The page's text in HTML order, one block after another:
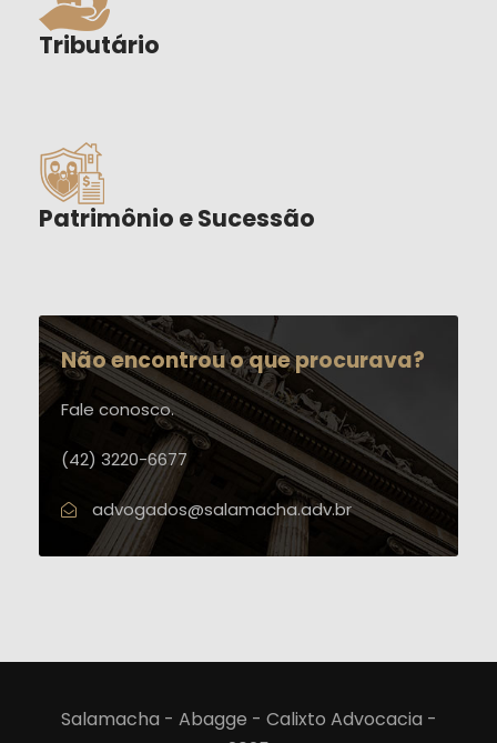
Tributário
Patrimônio e Sucessão
Não encontrou o que procurava?
Fale conosco.
(42) 3220-6677
advogados@salamacha.adv.br
Salamacha - Abagge - Calixto Advocacia -